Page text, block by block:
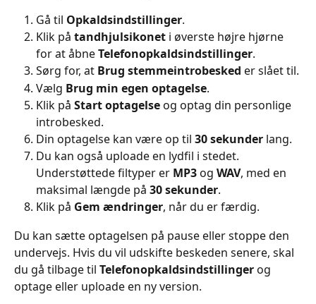
Gå til Opkaldsindstillinger.
Klik på tandhjulsikonet i øverste højre hjørne
for at åbne Telefonopkaldsindstillinger.
Sørg for, at Brug stemmeintrobesked er slået til.
Vælg Brug min egen optagelse.
Klik på Start optagelse og optag din personlige
introbesked.
Din optagelse kan være op til 30 sekunder lang.
Du kan også uploade en lydfil i stedet.
Understøttede filtyper er MP3 og WAV, med en
maksimal længde på 30 sekunder.
Klik på Gem ændringer, når du er færdig.
Du kan sætte optagelsen på pause eller stoppe den
undervejs. Hvis du vil udskifte beskeden senere, skal
du gå tilbage til Telefonopkaldsindstillinger og
optage eller uploade en ny version.